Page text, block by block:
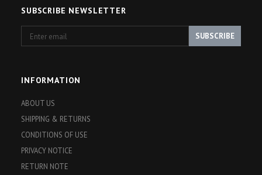
SUBSCRIBE NEWSLETTER
email
SUBSCRIBE
INFORMATION
ABOUT US
SHIPPING & RETURNS
CONDITIONS OF USE
PRIVACY NOTICE
RETURN NOTE